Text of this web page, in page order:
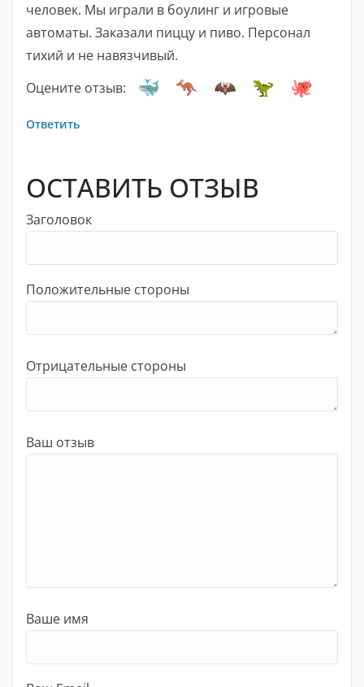
человек. Мы играли в боулинг и игровые
автоматы. Заказали пиццу и пиво. Персонал
тихий и не навязчивый.
Оцените отзыв:
Ответить
ОСТАВИТЬ ОТЗЫВ
Заголовок
Положительные стороны
Отрицательные стороны
Ваш отзыв
Ваше имя